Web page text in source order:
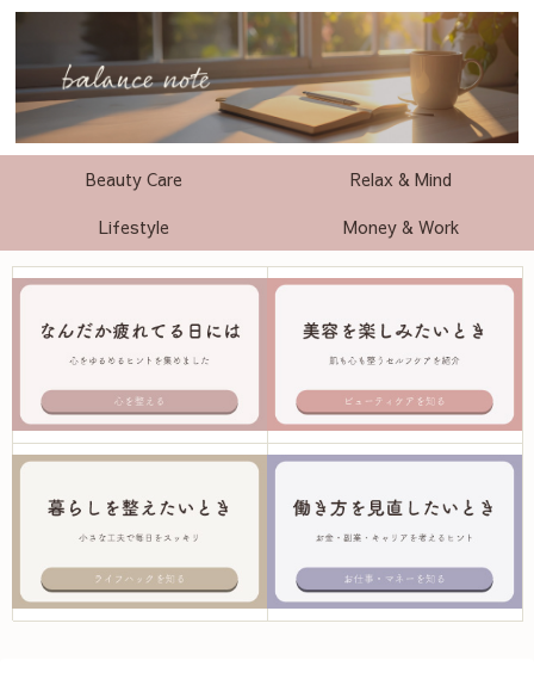
Beauty Care
Relax & Mind
Lifestyle
Money & Work